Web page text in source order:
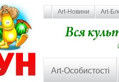
Art-Новини Art-
Art-Особистості